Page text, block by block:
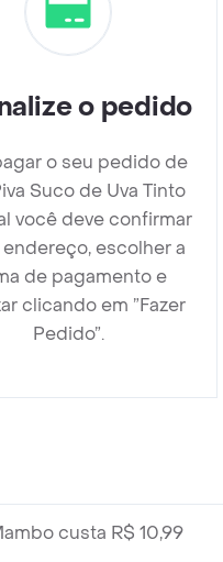
o pedido
o seu pedido de
Suco de Uva Tinto
você deve confirmar
escolher a
de pagamento e
clicando em ”Fazer
Pedido”.
custa R$ 10,99